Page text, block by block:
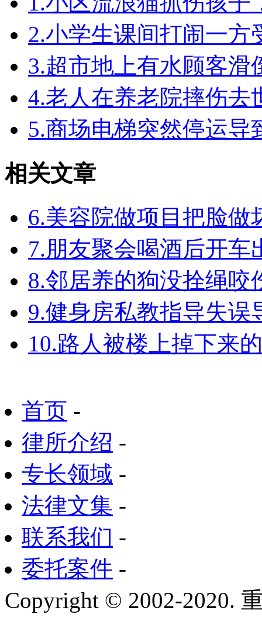
2.小学生课间打闹一
3.超市地上有水顾客
4.老人在养老院摔伤去
5.商场电梯突然停运
相关文章
6.美容院做项目把脸做
7.朋友聚会喝酒后开
8.邻居养的狗没拴绳
9.健身房私教指导失
10.路人被楼上掉下来
首页 -
律所介绍 -
专长领域 -
法律文集 -
联系我们 -
委托案件 -
Copyright © 2002-2020.